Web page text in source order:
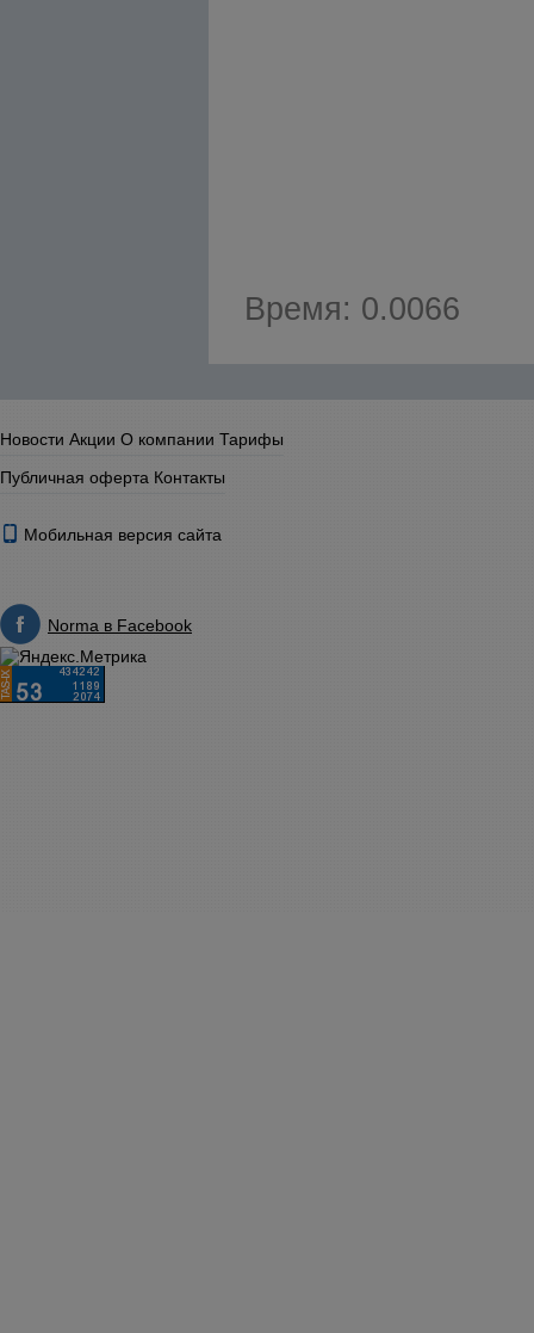
Время: 0.0066
Новости Акции О компании Тарифы
Публичная оферта Контакты
Мобильная версия сайта
Norma в Facebook